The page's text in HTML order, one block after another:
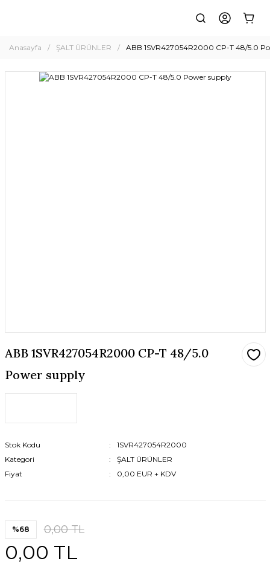
Anasayfa ŞALT ÜRÜNLER ABB 1SVR427054R2000 CP-T 48/5.0
ABB 1SVR427054R2000 CP-T 48/5.0
Power supply
Stok Kodu
1SVR427054R2000
Kategori
ŞALT ÜRÜNLER
Fiyat
0,00 EUR + KDV
%68 0,00 TL
0,00 TL